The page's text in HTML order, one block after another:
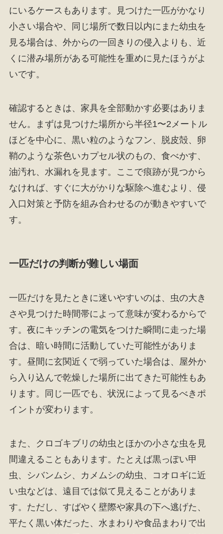
にいるケースもあります。見つけた一匹がかなり
小さい場合や、同じ場所で数日以内にまた幼虫を
見る場合は、外からの一回きりの侵入よりも、近
くに潜み場所がある可能性を重めに見たほうがよ
いです。
確認するときは、家具を全部動かす必要はありま
せん。まずは見つけた場所から半径1〜2メートル
ほどを中心に、黒い粒のようなフン、脱皮殻、卵
鞘のような茶色いカプセル状のもの、食べかす、
油汚れ、水漏れを見ます。ここで痕跡が見つから
なければ、すぐに大がかりな駆除へ進むより、侵
入口対策と予防を組み合わせるのが動きやすいで
す。
一匹だけの判断が難しい場面
一匹だけを見たときに迷いやすいのは、虫の大き
さや見つけた時間帯によって意味が変わるからで
す。夜にキッチンの電気をつけた瞬間に走った場
合は、暗い時間に活動していた可能性がありま
す。昼間に玄関近くで弱っていた場合は、屋外か
ら入り込んで乾燥した場所に出てきた可能性もあ
ります。同じ一匹でも、状況によって見るべきポ
イントが変わります。
また、クロゴキブリの幼虫とほかの小さな虫を見
間違えることもあります。たとえば黒っぽい甲
虫、シバンムシ、カメムシの幼虫、コオロギに近
い虫などは、遠目では似て見えることがありま
す。ただし、すばやく壁際や家具の下へ逃げた、
平たく黒い体だった、水まわりや食品まわりで出